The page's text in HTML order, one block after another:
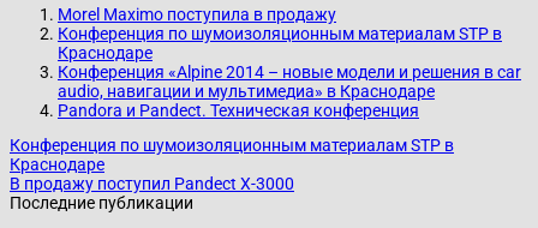
Morel Maximo поступила в продажу
Конференция по шумоизоляционным материалам STP в
Краснодаре
Конференция «Alpine 2014 – новые модели и решения в car
audio, навигации и мультимедиа» в Краснодаре
Pandora и Pandect. Техническая конференция
Конференция по шумоизоляционным материалам STP в
Краснодаре
В продажу поступил Pandect X-3000
Последние публикации